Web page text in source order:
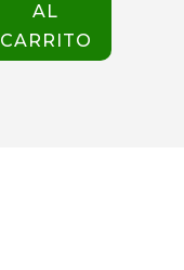
AL
CARRITO